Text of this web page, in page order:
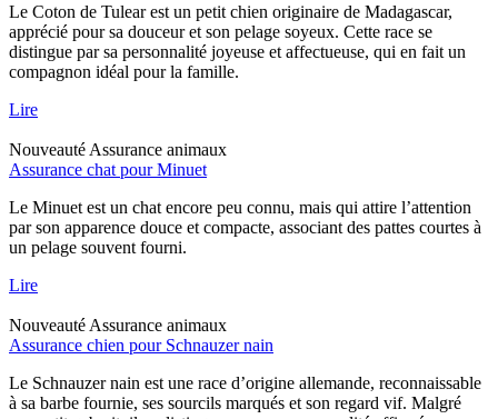
Le Coton de Tulear est un petit chien originaire de Madagascar,
apprécié pour sa douceur et son pelage soyeux. Cette race se
distingue par sa personnalité joyeuse et affectueuse, qui en fait un
compagnon idéal pour la famille.
Lire
Nouveauté Assurance animaux
Assurance chat pour Minuet
Le Minuet est un chat encore peu connu, mais qui attire l’attention
par son apparence douce et compacte, associant des pattes courtes à
un pelage souvent fourni.
Lire
Nouveauté Assurance animaux
Assurance chien pour Schnauzer nain
Le Schnauzer nain est une race d’origine allemande, reconnaissable
à sa barbe fournie, ses sourcils marqués et son regard vif. Malgré